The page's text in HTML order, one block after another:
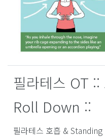
필라테스 OT
Roll Down ::
필라테스 호흡 &